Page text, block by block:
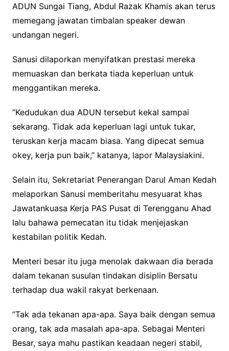
ADUN Sungai Tiang, Abdul Razak Khamis akan terus
memegang jawatan timbalan speaker dewan
undangan negeri.
Sanusi dilaporkan menyifatkan prestasi mereka
memuaskan dan berkata tiada keperluan untuk
menggantikan mereka.
“Kedudukan dua ADUN tersebut kekal sampai
sekarang. Tidak ada keperluan lagi untuk tukar,
teruskan kerja macam biasa. Yang dipecat semua
okey, kerja pun baik,” katanya, lapor Malaysiakini.
Selain itu, Sekretariat Penerangan Darul Aman Kedah
melaporkan Sanusi memberitahu mesyuarat khas
Jawatankuasa Kerja PAS Pusat di Terengganu Ahad
lalu bahawa pemecatan itu tidak menjejaskan
kestabilan politik Kedah.
Menteri besar itu juga menolak dakwaan dia berada
dalam tekanan susulan tindakan disiplin Bersatu
terhadap dua wakil rakyat berkenaan.
“Tak ada tekanan apa-apa. Saya baik dengan semua
orang, tak ada masalah apa-apa. Sebagai Menteri
Besar, saya mahu pastikan keadaan negeri stabil,